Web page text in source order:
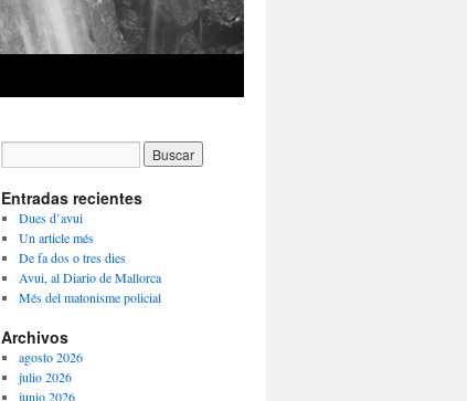
Entradas recientes
Dues d’avui
Un article més
De fa dos o tres dies
Avui, al Diario de Mallorca
Més del matonisme policial
Archivos
agosto 2026
julio 2026
junio 2026